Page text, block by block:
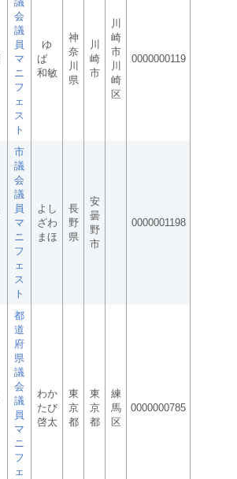
会
議
員
マ
ニ
フ
ェ
ス
ト
ゆ
ば
和敏
神
奈
川
県
川
崎
市
川
崎
市
川
崎
区
0000000119
市
議
会
議
員
マ
ニ
フ
ェ
ス
ト
よし
ざわ
まほ
長
野
県
安
曇
野
市
0000001198
都
道
府
県
議
会
議
員
マ
ニ
フ
ェ
わか
たび
啓太
東
京
都
東
京
都
練
馬
区
0000000785